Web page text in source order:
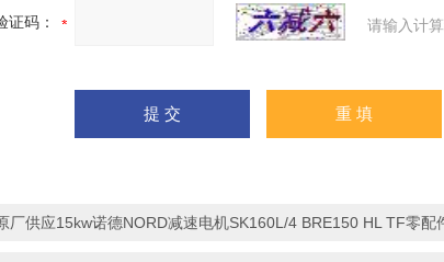
证码： 请输入计
厂供应15kw诺德NORD减速电机SK160L/4 BRE150 HL TF零配